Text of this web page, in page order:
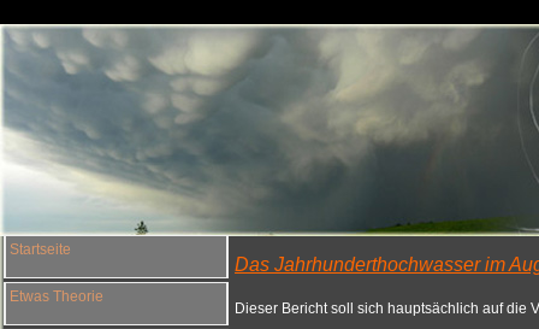
Startseite
Etwas Theorie
Das Jahrhunderthochwasser im
Dieser Bericht soll sich hauptsächlich auf die